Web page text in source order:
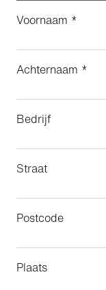
Voornaam *
Achternaam *
Bedrijf
Straat
Postcode
Plaats